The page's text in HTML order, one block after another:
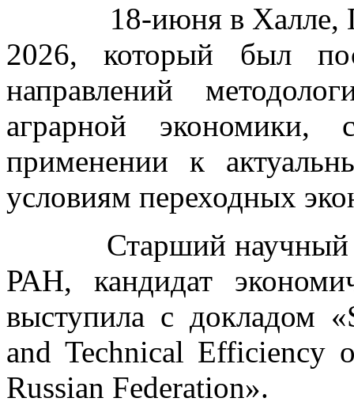
18-июня в Халле,
2026, который был
направлений
аграрной
применении к
условиям переходных
Старший научный
РАН, кандидат
выступила с докладом
and Technical Efficiency
Russian Federation».